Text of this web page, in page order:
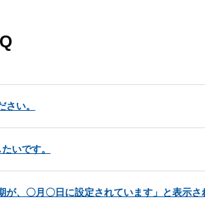
い。
いです。
、〇月〇日に設定されています」と表示さ